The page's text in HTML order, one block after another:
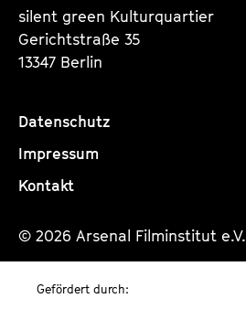
silent green Kulturquartier
Gerichtstraße 35
13347 Berlin
Datenschutz
Impressum
Kontakt
© 2026 Arsenal Filminstitut e.V.
Gefördert durch: